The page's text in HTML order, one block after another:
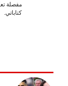
مفصلة
كتاباتي.